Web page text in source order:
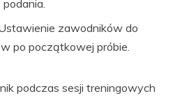
zawodników do
po początkowej próbie.
podczas sesji treningowych